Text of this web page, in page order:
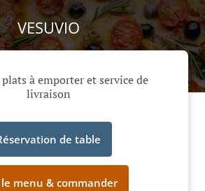
VESUVIO
plats à emporter et service de
livraison
de table
menu & commander